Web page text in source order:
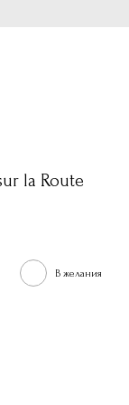
la Route
В желания